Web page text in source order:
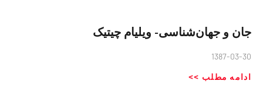
جان و جهان‌شناسی- ویلیام چیتیک
1387-03-30
ادامه مطلب >>